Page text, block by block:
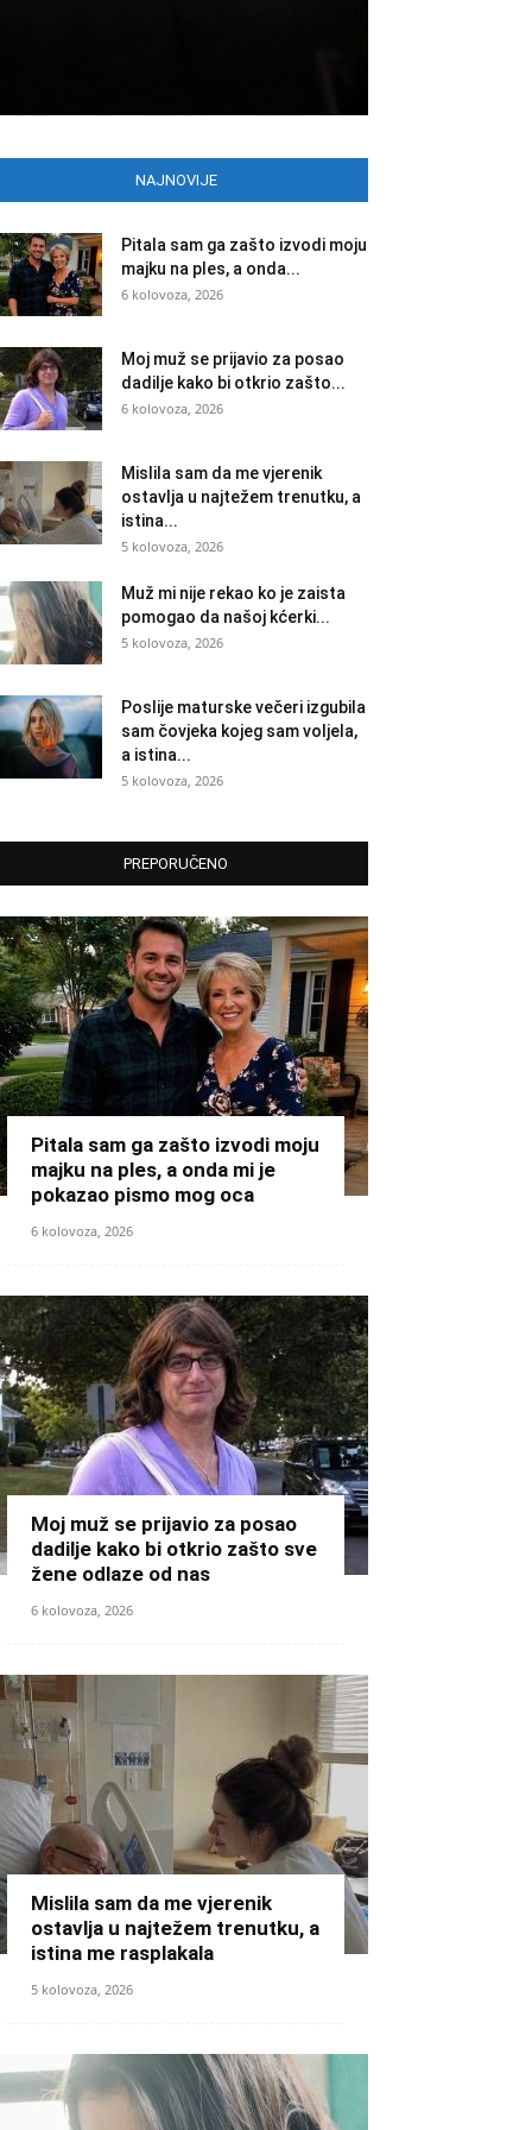
NAJNOVIJE
Pitala sam ga zašto izvodi moju
majku na ples, a onda...
6 kolovoza, 2026
Moj muž se prijavio za posao
dadilje kako bi otkrio zašto...
6 kolovoza, 2026
Mislila sam da me vjerenik
ostavlja u najtežem trenutku, a
istina...
5 kolovoza, 2026
Muž mi nije rekao ko je zaista
pomogao da našoj kćerki...
5 kolovoza, 2026
Poslije maturske večeri izgubila
sam čovjeka kojeg sam voljela,
a istina...
5 kolovoza, 2026
PREPORUČENO
Pitala sam ga zašto izvodi moju
majku na ples, a onda mi je
pokazao pismo mog oca
6 kolovoza, 2026
Moj muž se prijavio za posao
dadilje kako bi otkrio zašto sve
žene odlaze od nas
6 kolovoza, 2026
Mislila sam da me vjerenik
ostavlja u najtežem trenutku, a
istina me rasplakala
5 kolovoza, 2026